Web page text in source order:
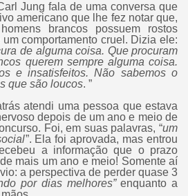
Jung fala de uma conversa que
americano que lhe fez notar que,
brancos possuem rostos
comportamento cruel. Dizia ele:
de alguma coisa. Que procuram
querem sempre alguma coisa.
e insatisfeitos. Não sabemos o
que são loucos. ”
atendi uma pessoa que estava
depois de um ano e meio de
Foi, em suas palavras, “um
”. Ela foi aprovada, mas entrou
a informação que o prazo
mais um ano e meio! Somente aí
a perspectiva de perder quase 3
por dias melhores”enquanto a